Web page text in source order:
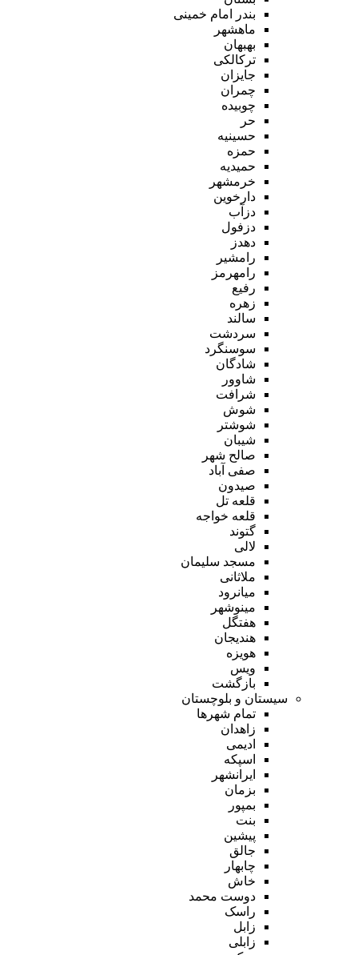
بندر امام خمینی
ماهشهر
بهبهان
ترکالکی
جایزان
چمران
چوبیده
حر
حسینیه
حمزه
حمیدیه
خرمشهر
دارخوین
دزآب
دزفول
دهدز
رامشیر
رامهرمز
رفیع
زهره
سالند
سردشت
سوسنگرد
شادگان
شاوور
شرافت
شوش
شوشتر
شیبان
صالح شهر
صفی آباد
صیدون
قلعه تل
قلعه خواجه
گتوند
لالی
مسجد سلیمان
ملاثانی
میانرود
مینوشهر
هفتگل
هندیجان
هویزه
ویس
بازگشت
سیستان و بلوچستان
تمام شهر‌ها
زاهدان
ادیمی
اسپکه
ایرانشهر
بزمان
بمپور
بنت
پیشین
جالق
چابهار
خاش
دوست محمد
راسک
زابل
زابلی